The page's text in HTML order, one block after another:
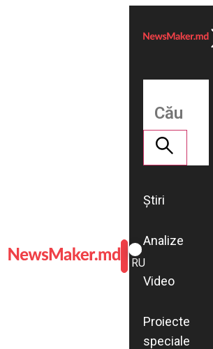
ROMÂNĂ
RU
Știri
Analize
Video
Proiecte
speciale